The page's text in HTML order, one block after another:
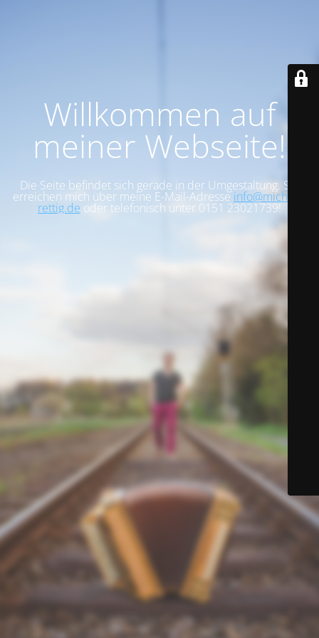
Willkommen auf
meiner Webseite!
Die Seite befindet sich gerade in der Umgestaltung. Sie
erreichen mich über meine E-Mail-Adresseinfo@michael-
rettig.de oder telefonisch unter 0151 23021739!